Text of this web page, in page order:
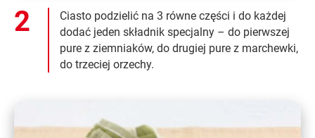
Ciasto podzielić na 3 równe części i do każdej
dodać jeden składnik specjalny – do pierwszej
pure z ziemniaków, do drugiej pure z marchewki,
do trzeciej orzechy.